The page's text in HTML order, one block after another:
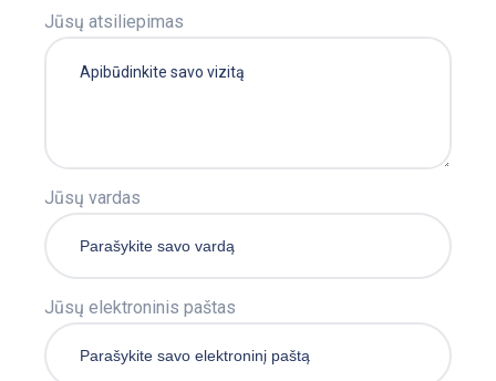
Jūsų atsiliepimas
Jūsų vardas
Jūsų elektroninis paštas